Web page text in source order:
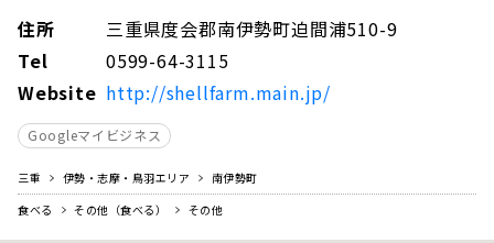
住所
三重県度会郡南伊勢町迫間浦510-9
Tel
0599-64-3115
Website http://shellfarm.main.jp/
Googleマイビジネス
三重 伊勢・志摩・鳥羽エリア
南伊勢町
食べる
その他（食べる） その他